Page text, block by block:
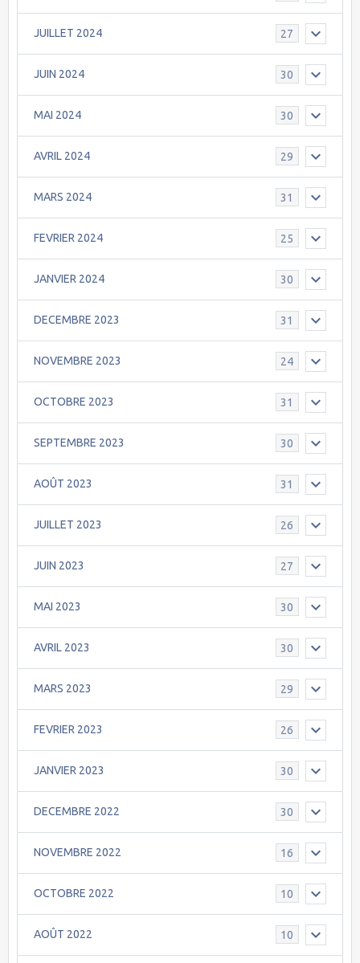
JUILLET 2024 27
JUIN 2024 30
MAI 2024 30
AVRIL 2024 29
MARS 2024 31
FEVRIER 2024 25
JANVIER 2024 30
DECEMBRE 2023 31
NOVEMBRE 2023 24
OCTOBRE 2023 31
SEPTEMBRE 2023 30
AOÛT 2023 31
JUILLET 2023 26
JUIN 2023 27
MAI 2023 30
AVRIL 2023 30
MARS 2023 29
FEVRIER 2023 26
JANVIER 2023 30
DECEMBRE 2022 30
NOVEMBRE 2022 16
OCTOBRE 2022 10
AOÛT 2022 10